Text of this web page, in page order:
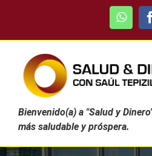
Bienvenido(a) a "Salud y
más saludable y próspera.